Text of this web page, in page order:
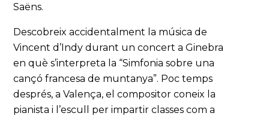
Saëns.
Descobreix accidentalment la música de
Vincent d’Indy durant un concert a Ginebra
en què s’interpreta la “Simfonia sobre una
cançó francesa de muntanya”. Poc temps
després, a Valença, el compositor coneix la
pianista i l’escull per impartir classes com a